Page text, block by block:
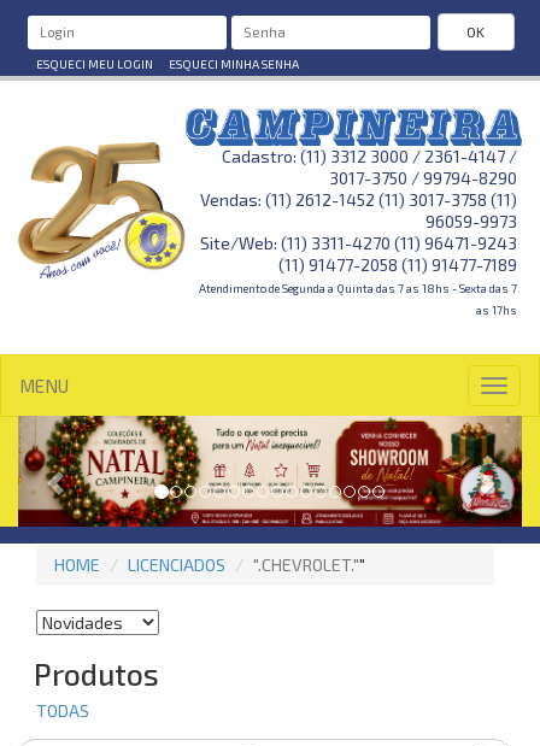
OK
ESQUECI MEU LOGIN ESQUECI MINHA SENHA
Cadastro: (11) 3312 3000 / 2361-4147 /
3017-3750 / 99794-8290
Vendas: (11) 2612-1452 (11) 3017-3758 (11)
96059-9973
Site/Web: (11) 3311-4270 (11) 96471-9243
(11) 91477-2058 (11) 91477-7189
Atendimento de Segunda a Quinta das 7 as 18hs - Sexta das 7
as 17hs
MENU
HOME LICENCIADOS ".CHEVROLET.""
Produtos
TODAS